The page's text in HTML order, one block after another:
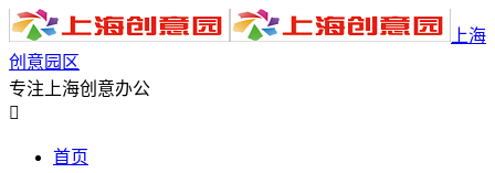
上海
创意园区
专注上海创意办公

首页